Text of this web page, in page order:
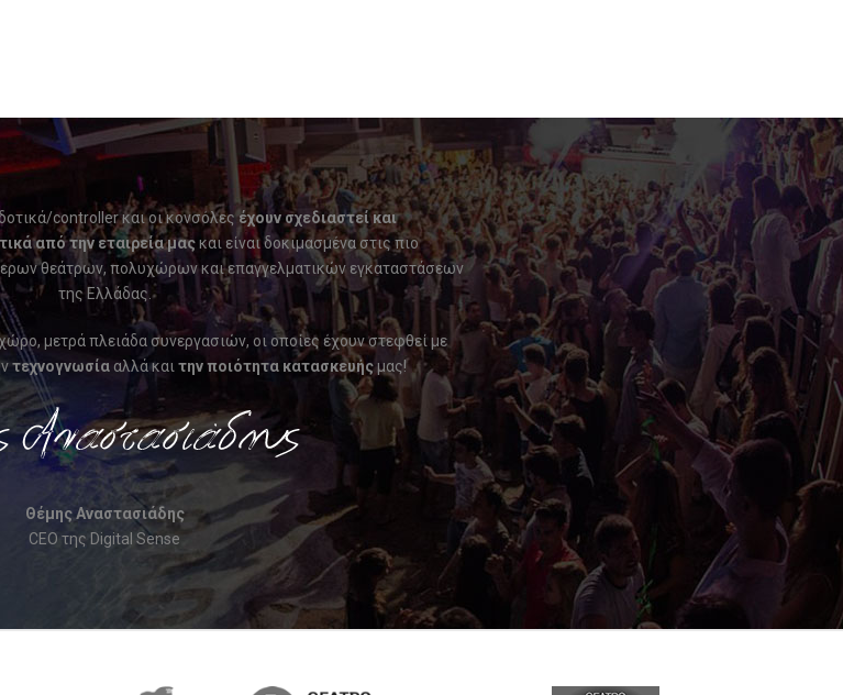
controller και οι κονσόλεςέχουν σχεδιαστεί και
από την εταιρεία μαςκαι είναι δοκιμασμένα στις πιο
θεάτρων, πολυχώρων και επαγγελματικών εγκαταστάσεων
της Ελλάδας.
μετρά πλειάδα συνεργασιών, οι οποίες έχουν στεφθεί με
τεχνογνωσίααλλά και την ποιότητα κατασκευήςμας!
Θέμης Αναστασιάδης
CEO της Digital Sense